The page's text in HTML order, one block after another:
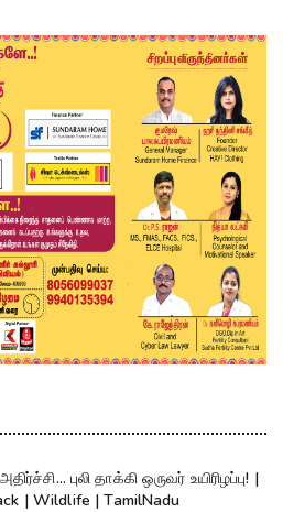
புலி தாக்கி ஒருவர் உயிரிழப்பு! |
| Wildlife | TamilNadu